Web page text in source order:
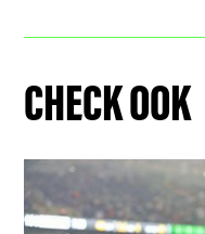
CHECK OOK